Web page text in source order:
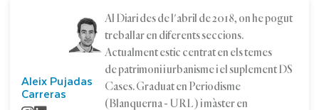
Aleix Pujadas
Carreras
Al Diari des de l'abril de 2018, on he pogut
treballar en diferents seccions.
Actualment estic centrat en els temes
de patrimoni i urbanisme i el suplement DS
Cases. Graduat en Periodisme
(Blanquerna - URL) i màster en